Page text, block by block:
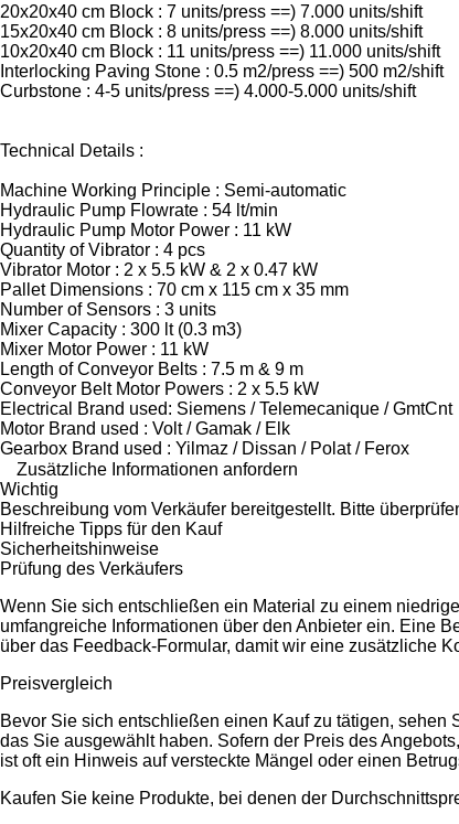
20x20x40 cm Block : 7 units/press ==) 7.000 units/shift
15x20x40 cm Block : 8 units/press ==) 8.000 units/shift
10x20x40 cm Block : 11 units/press ==) 11.000 units/shift
Interlocking Paving Stone : 0.5 m2/press ==) 500 m2/shift
Curbstone : 4-5 units/press ==) 4.000-5.000 units/shift
Technical Details :
Machine Working Principle : Semi-automatic
Hydraulic Pump Flowrate : 54 lt/min
Hydraulic Pump Motor Power : 11 kW
Quantity of Vibrator : 4 pcs
Vibrator Motor : 2 x 5.5 kW & 2 x 0.47 kW
Pallet Dimensions : 70 cm x 115 cm x 35 mm
Number of Sensors : 3 units
Mixer Capacity : 300 lt (0.3 m3)
Mixer Motor Power : 11 kW
Length of Conveyor Belts : 7.5 m & 9 m
Conveyor Belt Motor Powers : 2 x 5.5 kW
Electrical Brand used: Siemens / Telemecanique / GmtCnt
Motor Brand used : Volt / Gamak / Elk
Gearbox Brand used : Yilmaz / Dissan / Polat / Ferox
Zusätzliche Informationen anfordern
Wichtig
Beschreibung vom Verkäufer bereitgestellt. Bitte
Hilfreiche Tipps für den Kauf
Sicherheitshinweise
Prüfung des Verkäufers
Wenn Sie sich entschließen ein Material zu einem
umfangreiche Informationen über den Anbieter ein. Eine
über das Feedback-Formular, damit wir eine zusätzliche
Preisvergleich
Bevor Sie sich entschließen einen Kauf zu tätigen,
das Sie ausgewählt haben. Sofern der Preis des
ist oft ein Hinweis auf versteckte Mängel oder einen
Kaufen Sie keine Produkte, bei denen der